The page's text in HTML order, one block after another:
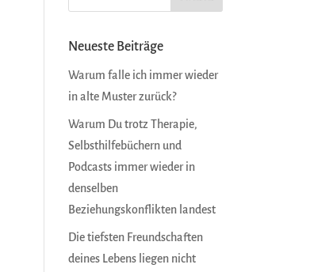
Neueste Beiträge
Warum falle ich immer wieder
in alte Muster zurück?
Warum Du trotz Therapie,
Selbsthilfebüchern und
Podcasts immer wieder in
denselben
Beziehungskonflikten landest
Die tiefsten Freundschaften
deines Lebens liegen nicht